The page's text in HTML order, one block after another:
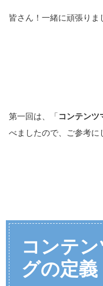
皆さん！一緒に頑張りま
第一回は、「 コンテンツ
べましたので、ご参考に
コンテ
グの定義